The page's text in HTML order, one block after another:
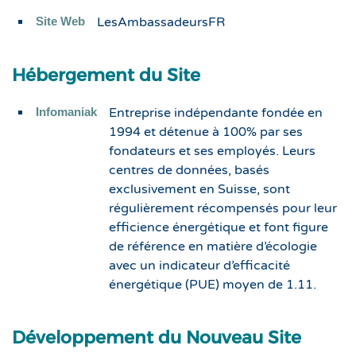
Site Web LesAmbassadeursFR
Hébergement du Site
Infomaniak
Entreprise indépendante fondée en
1994 et détenue à 100% par ses
fondateurs et ses employés. Leurs
centres de données, basés
exclusivement en Suisse, sont
régulièrement récompensés pour leur
efficience énergétique et font figure
de référence en matière d’écologie
avec un indicateur d’efficacité
énergétique (PUE) moyen de 1.11.
Développement du Nouveau Site